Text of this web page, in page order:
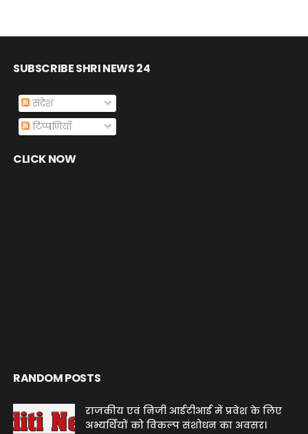
SUBSCRIBE SHRI NEWS 24
संदेश
टिप्पणियाँ
CLICK NOW
RANDOM POSTS
‌राजकीय एवं निजी आईटीआई में प्रवेश के लिए
अभ्यर्थियों को विकल्प संशोधन का अवसर।